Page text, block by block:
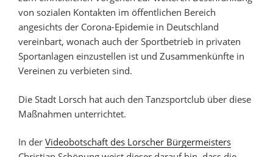
von sozialen Kontakten im öffentlichen Bereich
angesichts der Corona-Epidemie in Deutschland
vereinbart, wonach auch der Sportbetrieb in privaten
Sportanlagen einzustellen ist und Zusammenkünfte in
Vereinen zu verbieten sind.
Die Stadt Lorsch hat auch den Tanzsportclub über diese
Maßnahmen unterrichtet.
In der Videobotschaft des Lorscher Bürgermeisters